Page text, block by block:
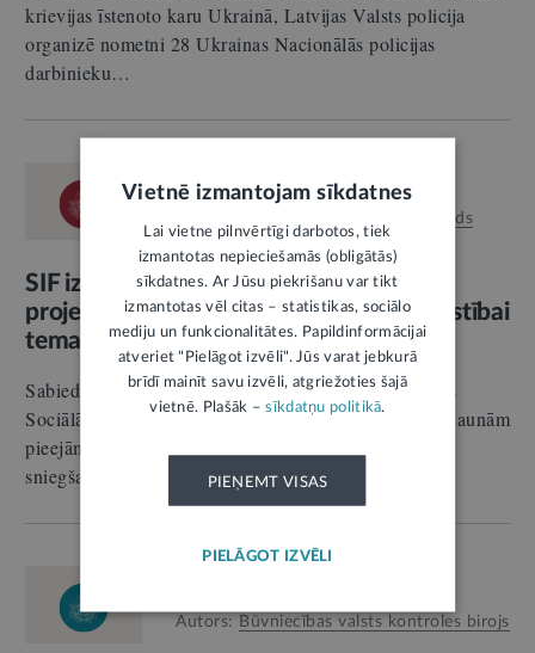
krievijas īstenoto karu Ukrainā, Latvijas Valsts policija
organizē nometni 28 Ukrainas Nacionālās policijas
darbinieku…
28.07.2026.Labklājība
Sabiedrības integrācijas fonds
SIF izsludina papildu sociālo inovāciju
projektu atlasi sociālo pakalpojumu attīstībai
tematiskajās jomās
Sabiedrības integrācijas fonds (SIF) izsludina Eiropas
Sociālā fonda Plus līdzfinansētā pasākuma “Atbalsts jaunām
pieejām sabiedrībā balstītu sociālo pakalpojumu
sniegšanā”…
Autors: Būvniecības valsts kontroles birojs
Vietnē izmantojam sīkdatnes
Lai vietne pilnvērtīgi darbotos, tiek
izmantotas nepieciešamās (obligātās)
sīkdatnes. Ar Jūsu piekrišanu var tikt
izmantotas vēl citas – statistikas, sociālo
mediju un funkcionalitātes. Papildinformācijai
atveriet "Pielāgot izvēli". Jūs varat jebkurā
brīdī mainīt savu izvēli, atgriežoties šajā
vietnē. Plašāk –sīkdatņu politikā.
PIEŅEMT VISAS
PIELĀGOT IZVĒLI